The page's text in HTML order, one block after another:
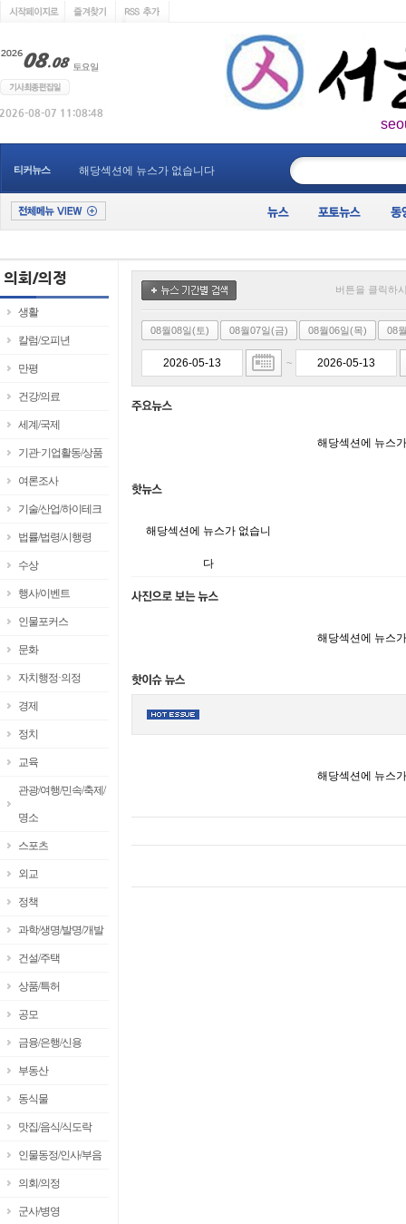
티커뉴스 해당섹션에 뉴스가 없습니다
생활
칼럼/오피년
만평
건강/의료
세계/국제
기관·기업활동/상품
여론조사
기술/산업/하이테크
법률/법령/시행령
수상
행사/이벤트
인물포커스
문화
자치행정·의정
경제
정치
교육
관광/여행/민속/축제/
명소
스포츠
외교
정책
과학/생명/발명/개발
건설/주택
상품/특허
공모
금융/은행/신용
부동산
동식물
맛집/음식/식도락
인물동정/인사/부음
의회/의정
군사/병영
버튼을 클릭하
08월08일(토) 08월07일(금) 08월06일(목) 08
~
해당섹션에 뉴스
해당섹션에 뉴스가 없습니
다
해당섹션에 뉴스
해당섹션에 뉴스